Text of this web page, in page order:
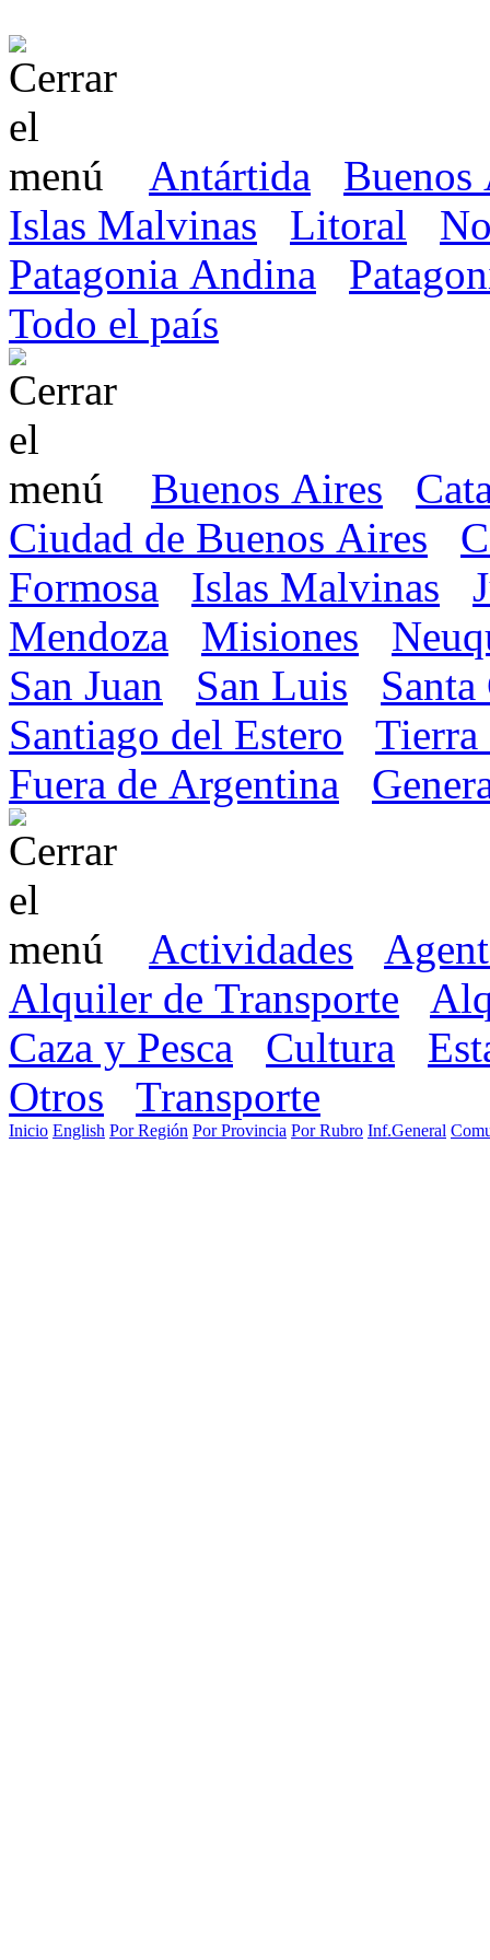
Antártida
Buenos
Islas Malvinas
Litoral
Patagonia Andina
Todo el país
Buenos Aires
Ciudad de Buenos Aires
Formosa
Islas Malvinas
Mendoza
Misiones
San Juan
San Luis
Santiago del Estero
Tierra
Fuera de Argentina
Actividades
Alquiler de Transporte
Caza y Pesca
Cultura
Otros
Transporte
Inicio English Por Región Por Provincia Por Rubro Inf.General